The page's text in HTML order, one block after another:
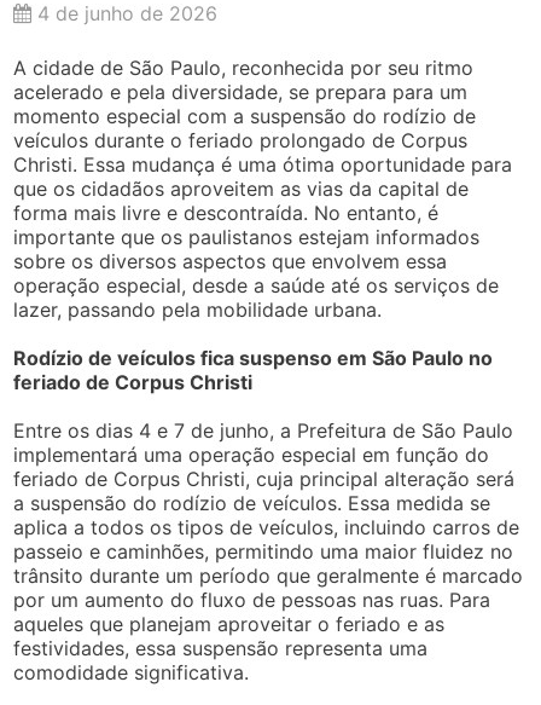
4 de junho de 2026
A cidade de São Paulo, reconhecida por seu ritmo
acelerado e pela diversidade, se prepara para um
momento especial com a suspensão do rodízio de
veículos durante o feriado prolongado de Corpus
Christi. Essa mudança é uma ótima oportunidade para
que os cidadãos aproveitem as vias da capital de
forma mais livre e descontraída. No entanto, é
importante que os paulistanos estejam informados
sobre os diversos aspectos que envolvem essa
operação especial, desde a saúde até os serviços de
lazer, passando pela mobilidade urbana.
Rodízio de veículos fica suspenso em São Paulo no
feriado de Corpus Christi
Entre os dias 4 e 7 de junho, a Prefeitura de São Paulo
implementará uma operação especial em função do
feriado de Corpus Christi, cuja principal alteração será
a suspensão do rodízio de veículos. Essa medida se
aplica a todos os tipos de veículos, incluindo carros de
passeio e caminhões, permitindo uma maior fluidez no
trânsito durante um período que geralmente é marcado
por um aumento do fluxo de pessoas nas ruas. Para
aqueles que planejam aproveitar o feriado e as
festividades, essa suspensão representa uma
comodidade significativa.